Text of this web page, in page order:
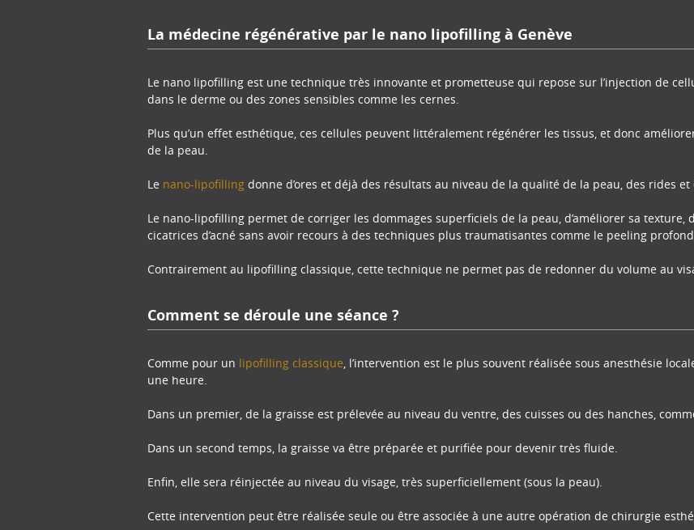
La médecine régénérative par le nano lipofilling à Genève
Le nano lipofilling est une technique très innovante et prometteuse qui repose sur l’injection de
dans le derme ou des zones sensibles comme les cernes.
Plus qu’un effet esthétique, ces cellules peuvent littéralement régénérer les tissus, et donc
de la peau.
Le nano-lipofilling donne d’ores et déjà des résultats au niveau de la qualité de la peau, des rides et
Le nano-lipofilling permet de corriger les dommages superficiels de la peau, d’améliorer sa texture,
cicatrices d’acné sans avoir recours à des techniques plus traumatisantes comme le peeling
Contrairement au lipofilling classique, cette technique ne permet pas de redonner du volume au
Comment se déroule une séance ?
Comme pour un lipofilling classique, l’intervention est le plus souvent réalisée sous anesthésie
une heure.
Dans un premier, de la graisse est prélevée au niveau du ventre, des cuisses ou des hanches,
Dans un second temps, la graisse va être préparée et purifiée pour devenir très fluide.
Enfin, elle sera réinjectée au niveau du visage, très superficiellement (sous la peau).
Cette intervention peut être réalisée seule ou être associée à une autre opération de chirurgie